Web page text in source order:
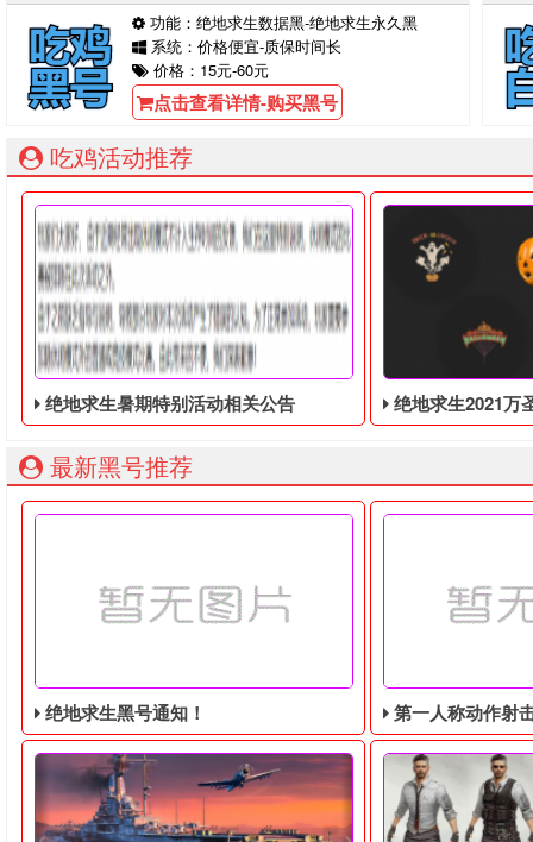
功能：绝地求生数据黑-绝地求生永久黑
系统：价格便宜-质保时间长
价格：15元-60元
点击查看详情-购买黑号
吃鸡活动推荐
绝地求生暑期特别活动相关公告 绝地求生2021万圣节活动，奇
最新黑号推荐
绝地求生黑号通知！ 第一人称动作射击游戏《绝地